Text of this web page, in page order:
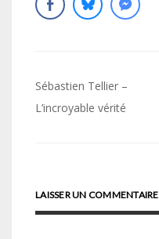
Navigation
de
Sébastien Tellier –
L’incroyable vérité
LAISSER UN COMMENTAIRE